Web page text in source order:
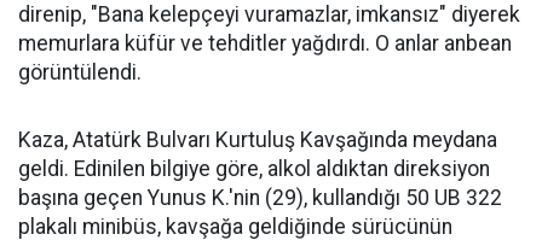
direnip, "Bana kelepçeyi vuramazlar, imkansız" diyerek
memurlara küfür ve tehditler yağdırdı. O anlar anbean
görüntülendi.
Kaza, Atatürk Bulvarı Kurtuluş Kavşağında meydana
geldi. Edinilen bilgiye göre, alkol aldıktan direksiyon
başına geçen Yunus K.'nin (29), kullandığı 50 UB 322
plakalı minibüs, kavşağa geldiğinde sürücünün